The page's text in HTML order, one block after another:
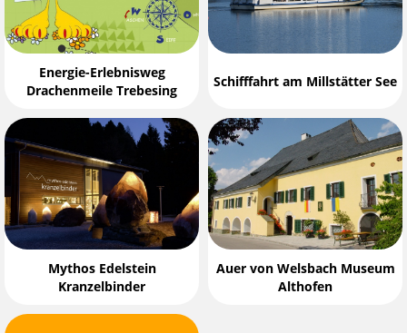
Energie-Erlebnisweg
Drachenmeile Trebesing
Schifffahrt am Millstätter See
Mythos Edelstein
Kranzelbinder
Auer von Welsbach Museum
Althofen